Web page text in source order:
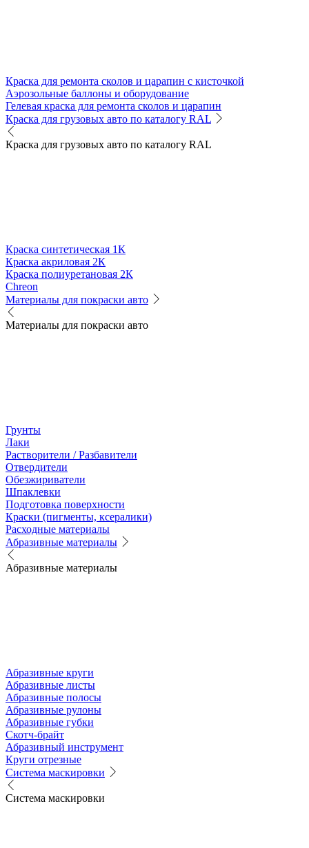
Краска для ремонта сколов и царапин с кисточкой
Аэрозольные баллоны и оборудование
Гелевая краска для ремонта сколов и царапин
Краска для грузовых авто по каталогу RAL
Краска для грузовых авто по каталогу RAL
Краска синтетическая 1К
Краска акриловая 2К
Краска полиуретановая 2К
Chreon
Материалы для покраски авто
Материалы для покраски авто
Грунты
Лаки
Растворители / Разбавители
Отвердители
Обезжириватели
Шпаклевки
Подготовка поверхности
Краски (пигменты, ксералики)
Расходные материалы
Абразивные материалы
Абразивные материалы
Абразивные круги
Абразивные листы
Абразивные полосы
Абразивные рулоны
Абразивные губки
Скотч-брайт
Абразивный инструмент
Круги отрезные
Система маскировки
Система маскировки